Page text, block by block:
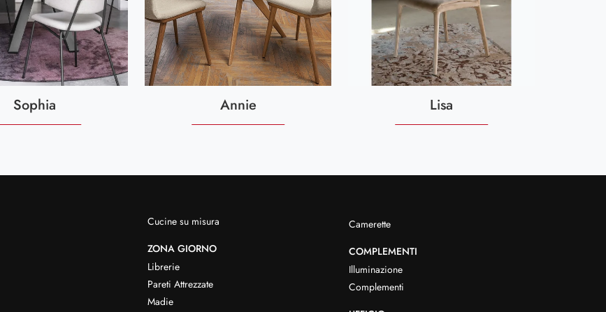
Sophia Annie Lisa
Cucine su misura
ZONA GIORNO
Librerie
Pareti Attrezzate
Madie
Camerette
COMPLEMENTI
Illuminazione
Complementi